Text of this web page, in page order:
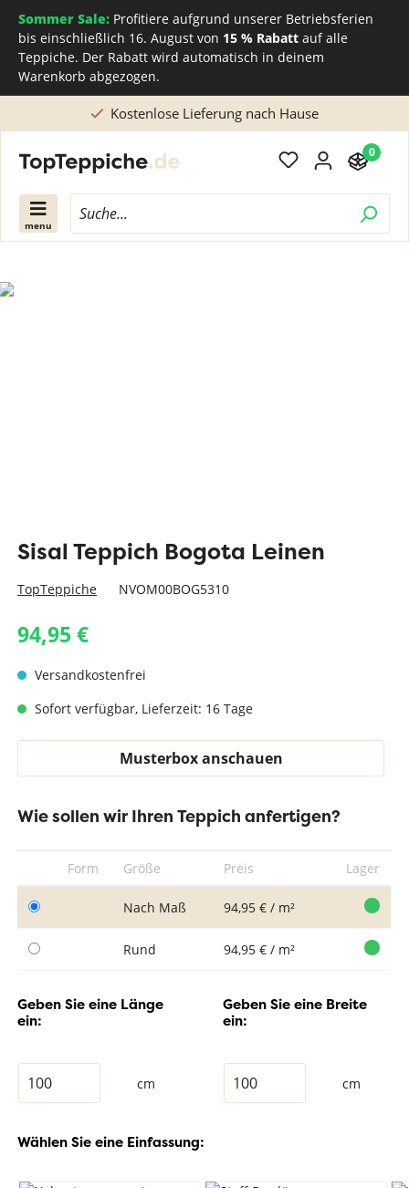
Sommer Sale: Profitiere aufgrund unserer Betriebsferien
bis einschließlich 16. August von 15 % Rabatt auf alle
Teppiche. Der Rabatt wird automatisch in deinem
Warenkorb abgezogen.
Kostenlose Lieferung nach Hause
menu
0
Sisal Teppich Bogota Leinen
TopTeppiche NVOM00BOG5310
94,95 €
Versandkostenfrei
Sofort verfügbar, Lieferzeit: 16 Tage
Musterbox anschauen
Wie sollen wir Ihren Teppich anfertigen?
Form Größe Preis Lager
Nach Maß 94,95 € / m²
Rund 94,95 € / m²
Geben Sie eine Länge
ein:
cm
Geben Sie eine Breite
ein:
cm
Wählen Sie eine Einfassung: